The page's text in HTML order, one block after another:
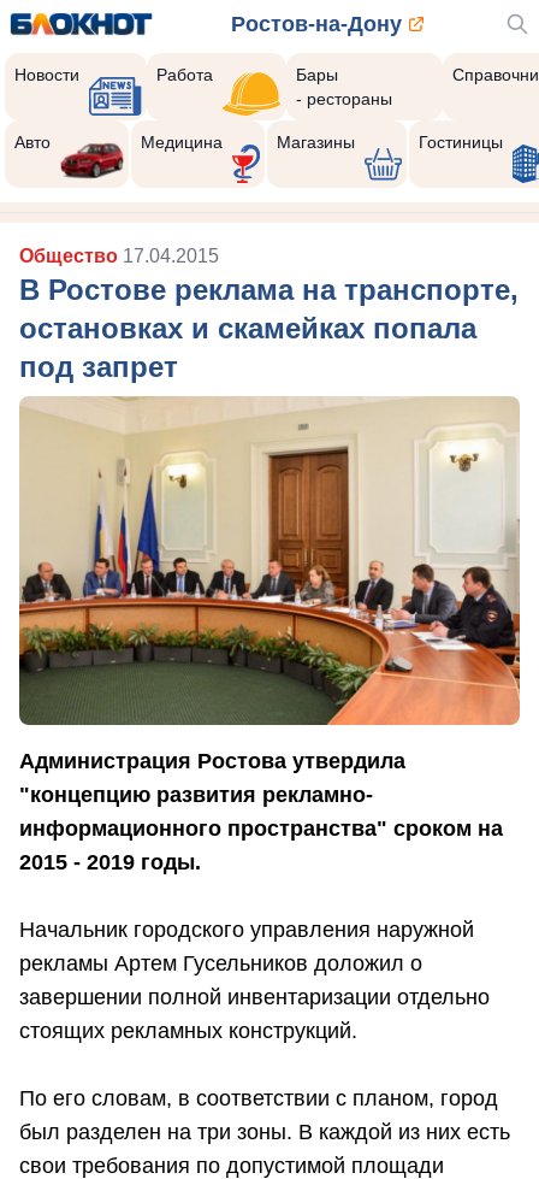
Ростов-на-Дону
Новости Работа
Бары
- рестораны
Авто Медицина Магазины Гостиницы
Общество 17.04.2015
В Ростове реклама на транспорте,
остановках и скамейках попала
под запрет
Администрация Ростова утвердила
"концепцию развития рекламно-
информационного пространства" сроком на
2015 - 2019 годы.
Начальник городского управления наружной
рекламы Артем Гусельников доложил о
завершении полной инвентаризации отдельно
стоящих рекламных конструкций.
По его словам, в соответствии с планом, город
был разделен на три зоны. В каждой из них есть
свои требования по допустимой площади